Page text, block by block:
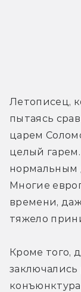
Летописец,
пытаясь
царем
целый
нормальным
Многие
времени,
тяжело
Кроме того,
заключались